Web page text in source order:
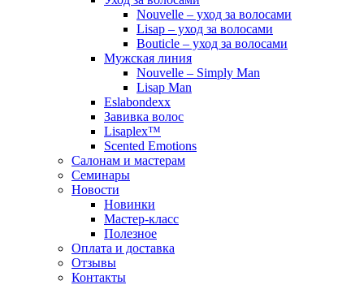
Nouvelle – уход за волосами
Lisap – уход за волосами
Bouticle – уход за волосами
Мужская линия
Nouvelle – Simply Man
Lisap Man
Eslabondexx
Завивка волос
Lisaplex™
Scented Emotions
Салонам и мастерам
Семинары
Новости
Новинки
Мастер-класс
Полезное
Оплата и доставка
Отзывы
Контакты